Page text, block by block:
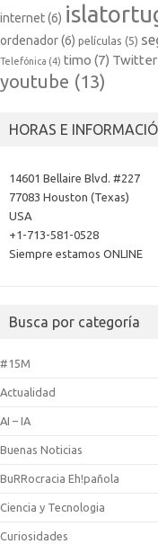
internet(6)
ordenador(6) películas (5)
Telefónica (4) timo (7) Twitter
youtube (13)
HORAS E
14601 Bellaire Blvd. #227
77083 Houston (Texas)
USA
+1-713-581-0528
Siempre estamos ONLINE
Busca por categoría
#15M
Actualidad
AI – IA
Buenas Noticias
BuRRocracia Eh!pañola
Ciencia y Tecnologia
Curiosidades